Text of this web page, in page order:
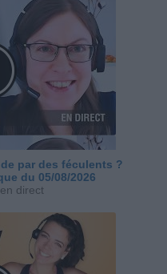
par des féculents ?
du 05/08/2026
direct